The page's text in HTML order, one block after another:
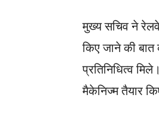
मुख्य सचिव ने
किए जाने की
प्रतिनिधित्व
मैकेनिज्म तैयार